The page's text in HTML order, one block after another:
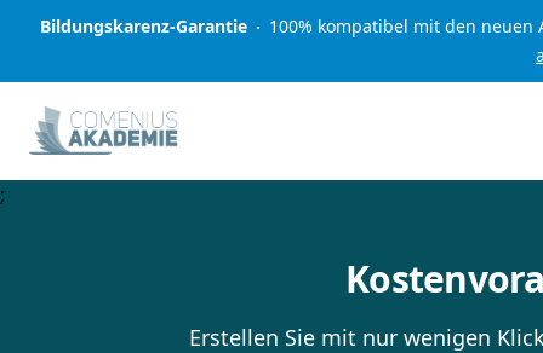
Bildungskarenz-Garantie
100% kompatibel mit den
;
Erstellen Sie mit nur wenigen